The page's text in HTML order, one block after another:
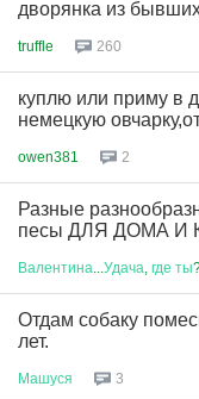
дворянка из
truffle 260
куплю или приму в
немецкую
owen381 2
Разные
песы ДЛЯ ДОМА И
Валентина Удача где ты
Отдам собаку
лет.
Машуся 3